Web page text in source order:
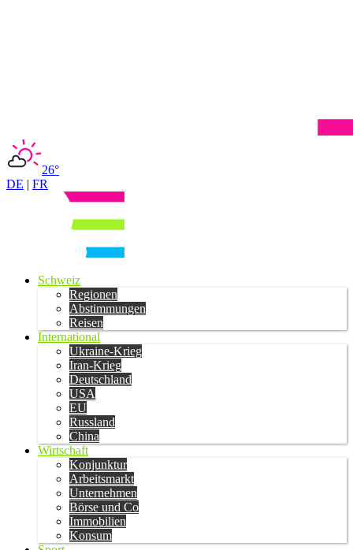
26°
DE | FR
Schweiz
Regionen
Abstimmungen
Reisen
International
Ukraine-Krieg
Iran-Krieg
Deutschland
USA
EU
Russland
China
Wirtschaft
Konjunktur
Arbeitsmarkt
Unternehmen
Börse und Co
Immobilien
Konsum